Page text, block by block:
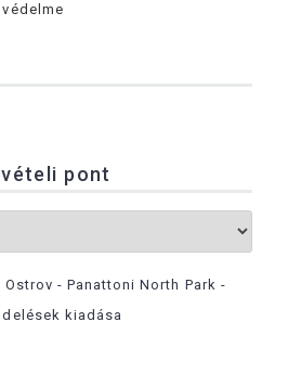
pont
- Panattoni North Park -
kiadása